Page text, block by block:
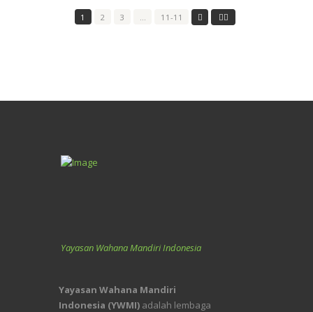
1 2 3 11-11
Yayasan Wahana Mandiri Indonesia
Yayasan Wahana Mandiri
Indonesia (YWMI) adalah lembaga